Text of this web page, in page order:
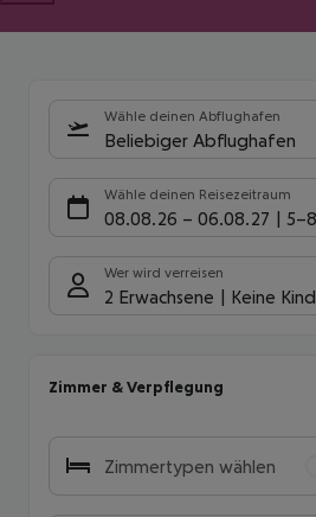
Wähle deinen Abflughafen
Beliebiger Abflughafen
Wähle deinen Reisezeitraum
08.08.26 – 06.08.27 5-8
Wer wird verreisen
2 Erwachsene Keine
Zimmer & Verpflegung
Zimmertypen wählen